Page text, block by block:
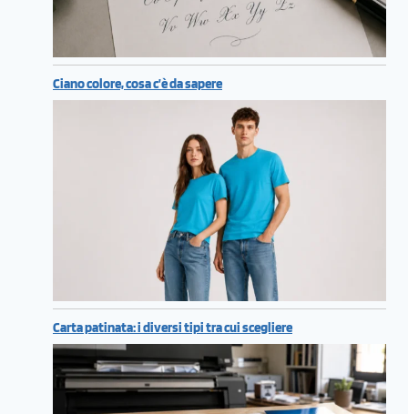
Ciano colore, cosa c’è da sapere
Carta patinata: i diversi tipi tra cui scegliere